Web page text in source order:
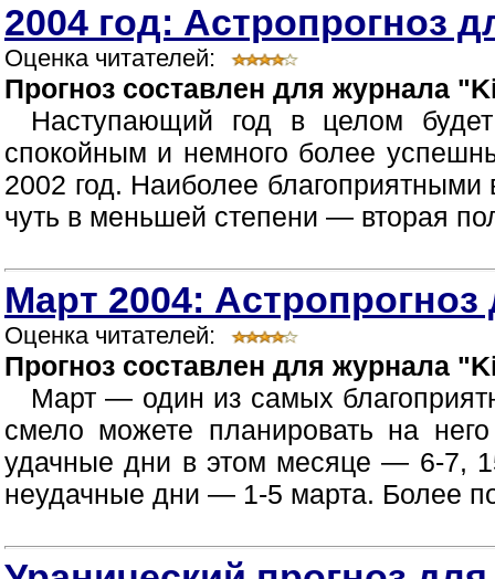
2004 год: Астропрогноз
Оценка читателей:
Прогноз составлен для журнала
Наступающий год в целом
спокойным и немного более
2002 год. Наиболее благоприятными
чуть в меньшей степени — вторая
Март 2004: Астропрогноз
Оценка читателей:
Прогноз составлен для журнала
Март — один из самых
смело можете планировать на
удачные дни в этом месяце — 6-7,
неудачные дни — 1-5 марта. Более